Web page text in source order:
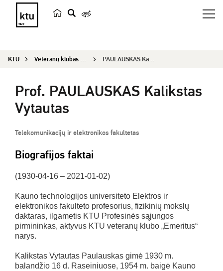
e
k
a
KTU Veteranų klubas „Emeritus“ PAULAUSKAS Kalikstas Vytautas
Prof. PAULAUSKAS Kalikstas
Vytautas
Telekomunikacijų ir elektronikos fakultetas
Biografijos faktai
(1930-04-16 – 2021-01-02)
Kauno technologijos universiteto Elektros ir
elektronikos fakulteto profesorius, fizikinių mokslų
daktaras, ilgametis KTU Profesinės sąjungos
pirmininkas, aktyvus KTU veteranų klubo „Emeritus“
narys.
Kalikstas Vytautas Paulauskas gimė 1930 m.
balandžio 16 d. Raseiniuose, 1954 m. baigė Kauno